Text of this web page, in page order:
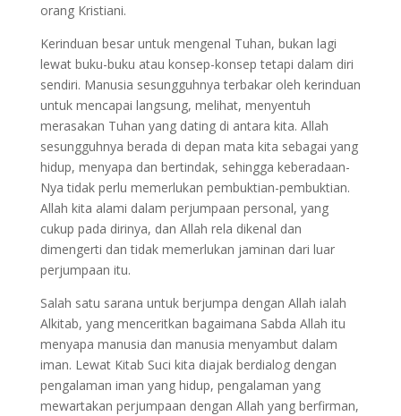
orang Kristiani.
Kerinduan besar untuk mengenal Tuhan, bukan lagi
lewat buku-buku atau konsep-konsep tetapi dalam diri
sendiri. Manusia sesungguhnya terbakar oleh kerinduan
untuk mencapai langsung, melihat, menyentuh
merasakan Tuhan yang dating di antara kita. Allah
sesungguhnya berada di depan mata kita sebagai yang
hidup, menyapa dan bertindak, sehingga keberadaan-
Nya tidak perlu memerlukan pembuktian-pembuktian.
Allah kita alami dalam perjumpaan personal, yang
cukup pada dirinya, dan Allah rela dikenal dan
dimengerti dan tidak memerlukan jaminan dari luar
perjumpaan itu.
Salah satu sarana untuk berjumpa dengan Allah ialah
Alkitab, yang menceritkan bagaimana Sabda Allah itu
menyapa manusia dan manusia menyambut dalam
iman. Lewat Kitab Suci kita diajak berdialog dengan
pengalaman iman yang hidup, pengalaman yang
mewartakan perjumpaan dengan Allah yang berfirman,